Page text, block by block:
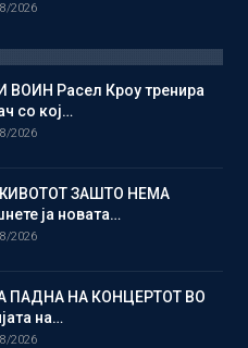
2026
ВОИН Расел Кроу тренира
со кој…
2026
ЗАШТО НЕМА
ја новата…
2026
ПАДНА НА КОНЦЕРТОТ ВО
на…
2026